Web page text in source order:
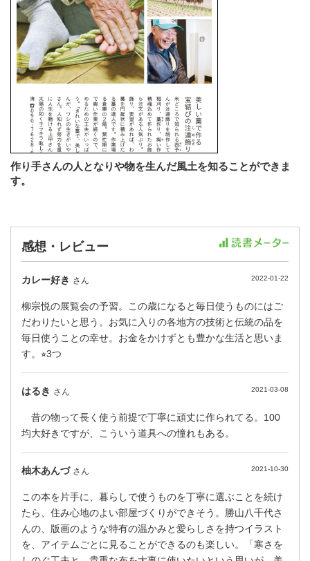
作り手さんの人となりや物を生んだ風土を知ることができま
す。
感想・レビュー
カレー好き さん 2022-01-22
柳宗悦の展覧会の予習。この歳になると毎日使うものにはご
だわりたいと思う。お気に入りの各地方の技術と伝統の品を
毎日使うことの幸せ。お金をかけずとも豊かな生活と思いま
す。⭐︎3つ
はるき さん 2021-03-08
昔の物って長く使う前提で丁寧に頑丈に作られてる。100
均大好きですが、こういう道具への憧れもある。
柚木あんづ さん 2021-10-30
この本を片手に、暮らしで使うものを丁寧に選ぶことを続け
たら、住み心地のよい部屋づくりができそう。勝山八千代さ
んの、版画のような特有の温かみと愛らしさを持つイラスト
を、アイテムごとに見ることができるのも楽しい。「寒さを